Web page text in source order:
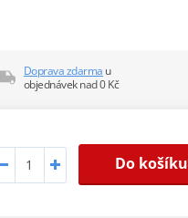
Doprava zdarma u
objednávek nad 0 Kč
Do košíku